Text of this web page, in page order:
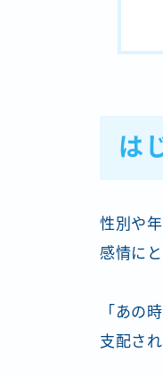
は
性別や
感情に
「あの
支配さ